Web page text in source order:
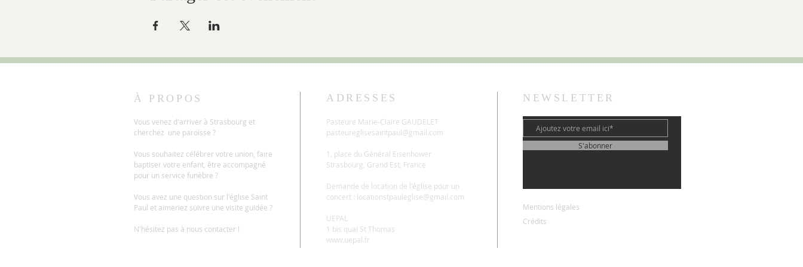
À PROPOS
Vous venez d'arriver à Strasbourg et
cherchez une paroisse ?
Vous souhaitez célébrer votre union, faire
baptiser votre enfant, être accompagné
pour un service funèbre ?
Vous avez une question sur l'église Saint
Paul et aimeriez suivre une visite guidée ?
N'hésitez pas à nous contacter !
ADRESSES
Pasteure Marie-Claire GAUDELET
pasteureglisesaintpaul@gmail.com
1, place du Général Eisenhower
Strasbourg, Grand Est, France
Demande de location de l'église pour un
concert : locationstpauleglise@gmail.com
UEPAL
1 bis quai St Thomas
www.uepal.fr
NEWSLETTER
S'abonner
Mentions légales
Crédits